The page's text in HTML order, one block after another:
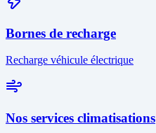
Bornes de recharge
Recharge véhicule électrique
Nos services climatisations